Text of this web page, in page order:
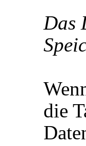
Das
die